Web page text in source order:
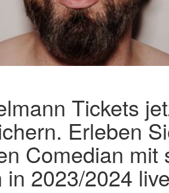
Tickets
Erleben
Comedian mit
2023/2024